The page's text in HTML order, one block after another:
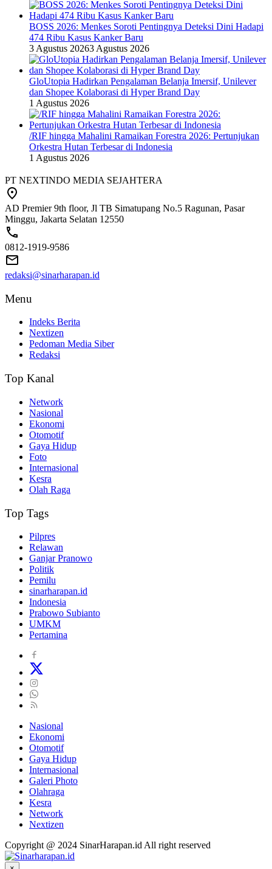
BOSS 2026: Menkes Soroti Pentingnya Deteksi Dini Hadapi
474 Ribu Kasus Kanker Baru
3 Agustus 20263 Agustus 2026
GloUtopia Hadirkan Pengalaman Belanja Imersif, Unilever
dan Shopee Kolaborasi di Hyper Brand Day
1 Agustus 2026
/RIF hingga Mahalini Ramaikan Forestra 2026: Pertunjukan
Orkestra Hutan Terbesar di Indonesia
1 Agustus 2026
PT NEXTINDO MEDIA SEJAHTERA
AD Premier 9th floor, Jl TB Simatupang No.5 Ragunan, Pasar
Minggu, Jakarta Selatan 12550
0812-1919-9586
redaksi@sinarharapan.id
Menu
Indeks Berita
Nextizen
Pedoman Media Siber
Redaksi
Top Kanal
Network
Nasional
Ekonomi
Otomotif
Gaya Hidup
Foto
Internasional
Kesra
Olah Raga
Top Tags
Pilpres
Relawan
Ganjar Pranowo
Politik
Pemilu
sinarharapan.id
Indonesia
Prabowo Subianto
UMKM
Pertamina
Nasional
Ekonomi
Otomotif
Gaya Hidup
Internasional
Galeri Photo
Olahraga
Kesra
Network
Nextizen
Copyright @ 2024 SinarHarapan.id All right reserved